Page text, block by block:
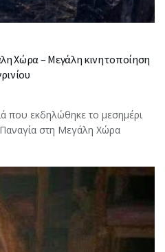
Χώρα – Μεγάλη κινητοποίηση
που εκδηλώθηκε το μεσημέρι
στη Μεγάλη Χώρα